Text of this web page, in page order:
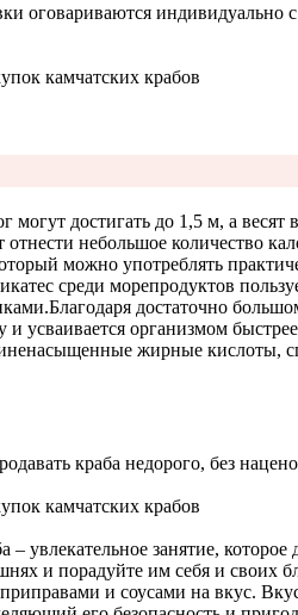
оговариваются индивидуально
камчатских крабов
достигать до 1,5 м, а
небольшое количество
можно употреблять
среди морепродуктов
Благодаря достаточно
организмом
жирные кислоты,
краба недорого, без
камчатских крабов
– увлекательное занятие,
и порадуйте им себя и своих
и соусами на вкус.